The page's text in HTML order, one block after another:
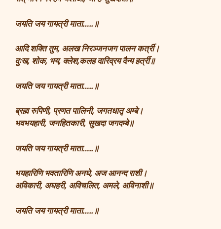
जयति जय गायत्री माता…..॥
आदि शक्ति तुम, अलख निरञ्जनजग पालन कर्त्री।
दुःख, शोक, भय, क्लेश,कलह दारिद्रय दैन्य हर्त्री॥
जयति जय गायत्री माता…..॥
ब्रह्म रुपिणी, प्रणत पालिनी, जगतधातृ अम्बे।
भवभयहारी, जनहितकारी, सुखदा जगदम्बे॥
जयति जय गायत्री माता…..॥
भयहारिणि भवतारिणि अनघे, अज आनन्द राशी।
अविकारी, अघहरी, अविचलित, अमले, अविनाशी॥
जयति जय गायत्री माता…..॥